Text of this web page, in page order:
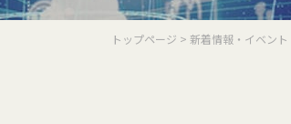
トップページ > 新着情報・イベント